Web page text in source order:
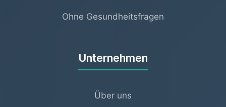
Ohne Gesundheitsfragen
Unternehmen
Über uns